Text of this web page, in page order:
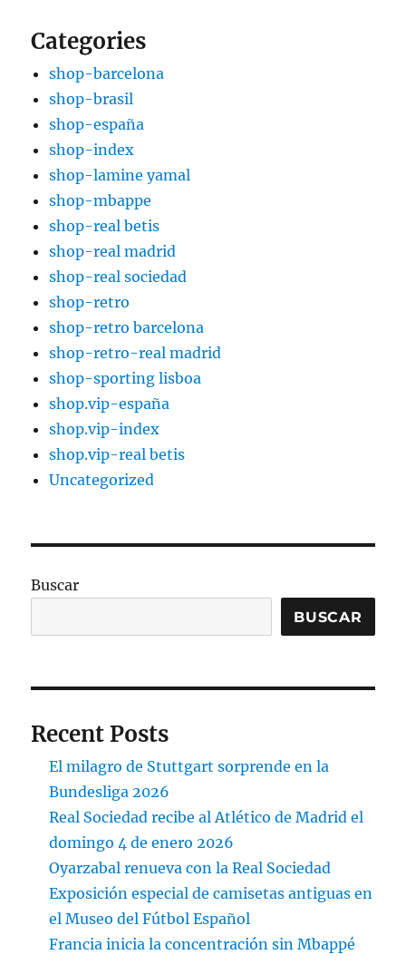
Categories
shop-barcelona
shop-brasil
shop-españa
shop-index
shop-lamine yamal
shop-mbappe
shop-real betis
shop-real madrid
shop-real sociedad
shop-retro
shop-retro barcelona
shop-retro-real madrid
shop-sporting lisboa
shop.vip-españa
shop.vip-index
shop.vip-real betis
Uncategorized
Buscar
BUSCAR
Recent Posts
El milagro de Stuttgart sorprende en la
Bundesliga 2026
Real Sociedad recibe al Atlético de Madrid el
domingo 4 de enero 2026
Oyarzabal renueva con la Real Sociedad
Exposición especial de camisetas antiguas en
el Museo del Fútbol Español
Francia inicia la concentración sin Mbappé